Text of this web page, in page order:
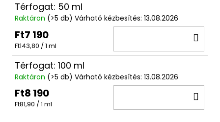
Térfogat: 50 ml
Raktáron (>5 db) Várható kézbesítés: 13.08.2026
Ft7 190
Egységár:
Ft143,80 / 1 ml
Térfogat: 100 ml
Raktáron (>5 db) Várható kézbesítés: 13.08.2026
Ft8 190
Egységár:
Ft81,90 / 1 ml